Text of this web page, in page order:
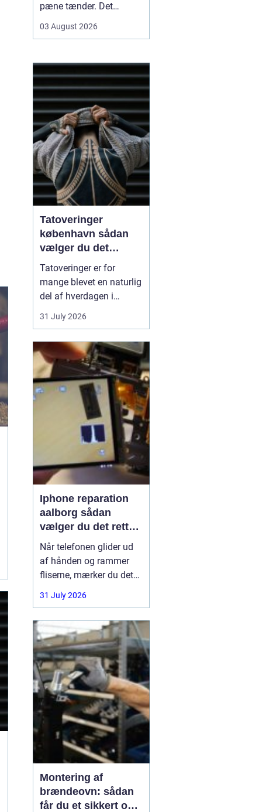
pæne tænder. Det
hverdag, din selvtillid og
duleder efter tandlæge
vesterbro, møder du
derfor mange
valgmuligheder m...
03 August 2026
Tatoveringer
københavn sådan
vælger du det
rigtige studie
Tatoveringer er for
mange blevet en naturlig
del af hverdagen i
København. Byen er fyldt
med dygtige artister,
moderne tatovørbutikker,
hvor stilarter og udtryk
spænder vidt. Når man
søger efter ...
31 July 2026
Iphone reparation
aalborg sådan
vælger du det rette
værksted
Når telefonen glider ud
af hånden og rammer
fliserne, mærker du det
med det samme.
Skærmen splintrer, lyden
står af midt på dagen.
For mange i Aalborg er
mobilen helt central i
både arbejde, studie og
hverdag. Derfor
31 July 2026
Montering af
brændeovn: sådan
får du et sikkert og